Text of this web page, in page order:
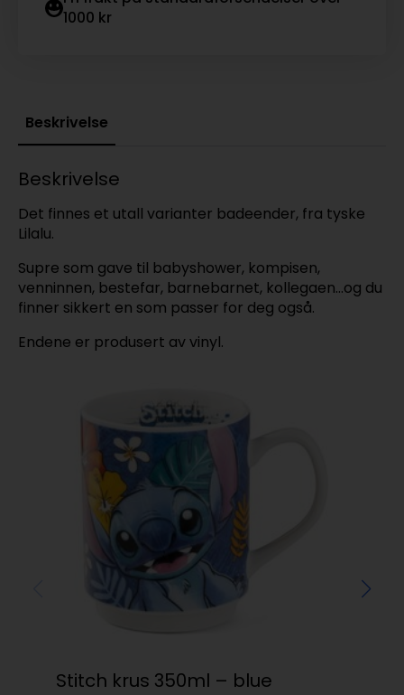
1000 kr
Beskrivelse
Beskrivelse
Det finnes et utall varianter badeender, fra tyske
Lilalu.
Supre som gave til babyshower, kompisen,
venninnen, bestefar, barnebarnet, kollegaen…og du
finner sikkert en som passer for deg også.
Endene er produsert av vinyl.
Stitch krus 350ml – blue